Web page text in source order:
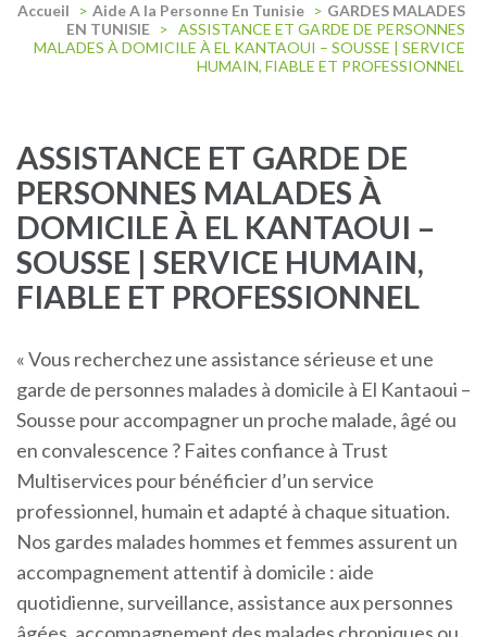
Accueil > Aide A la Personne En Tunisie > GARDES MALADES
EN TUNISIE > ASSISTANCE ET GARDE DE PERSONNES
MALADES À DOMICILE À EL KANTAOUI – SOUSSE | SERVICE
HUMAIN, FIABLE ET PROFESSIONNEL
ASSISTANCE ET GARDE DE
PERSONNES MALADES À
DOMICILE À EL KANTAOUI –
SOUSSE | SERVICE HUMAIN,
FIABLE ET PROFESSIONNEL
« Vous recherchez une assistance sérieuse et une
garde de personnes malades à domicile à El Kantaoui –
Sousse pour accompagner un proche malade, âgé ou
en convalescence ? Faites confiance à Trust
Multiservices pour bénéficier d’un service
professionnel, humain et adapté à chaque situation.
Nos gardes malades hommes et femmes assurent un
accompagnement attentif à domicile : aide
quotidienne, surveillance, assistance aux personnes